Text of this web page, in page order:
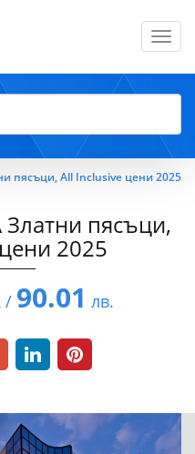
пясъци, All Inclusive цени 2025
пясъци,
2025
/ 90.01 лв.